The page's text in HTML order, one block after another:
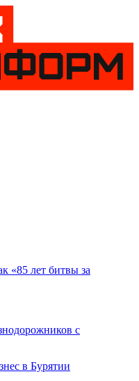
«85 лет битвы за
с
в Бурятии